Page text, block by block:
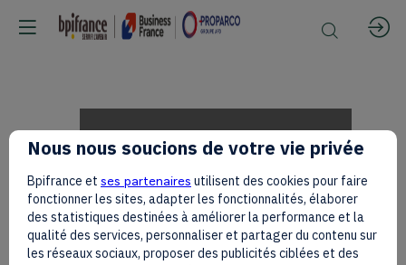
African
Cinema:
Nous nous soucions de votre vie privée
Bpifrance et ses partenaires utilisent des cookies pour faire
fonctionner les sites, adapter les fonctionnalités, élaborer
des statistiques destinées à améliorer la performance et la
qualité des services, personnaliser et partager du contenu sur
les réseaux sociaux, proposer des publicités ciblées et des